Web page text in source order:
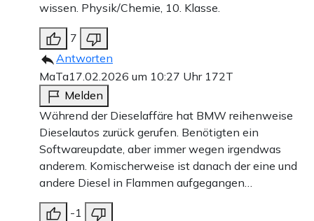
wissen. Physik/Chemie, 10. Klasse.
7
Antworten
MaTa17.02.2026 um 10:27 Uhr 172T
Melden
Während der Dieselaffäre hat BMW reihenweise
Dieselautos zurück gerufen. Benötigten ein
Softwareupdate, aber immer wegen irgendwas
anderem. Komischerweise ist danach der eine und
andere Diesel in Flammen aufgegangen…
-1